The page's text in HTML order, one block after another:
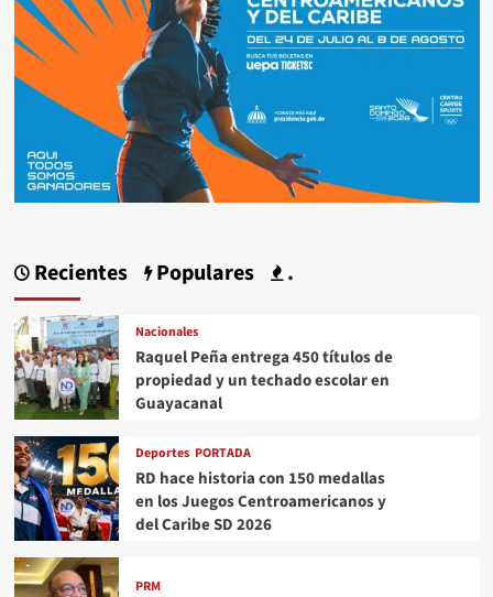
Recientes Populares .
Nacionales
Raquel Peña entrega 450 títulos de
propiedad y un techado escolar en
Guayacanal
Deportes PORTADA
RD hace historia con 150 medallas
en los Juegos Centroamericanos y
del Caribe SD 2026
PRM